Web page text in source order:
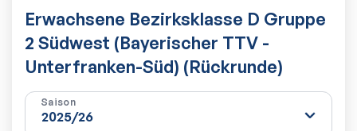
Erwachsene Bezirksklasse D Gruppe
2 Südwest (Bayerischer TTV -
Unterfranken-Süd) (Rückrunde)
Saison